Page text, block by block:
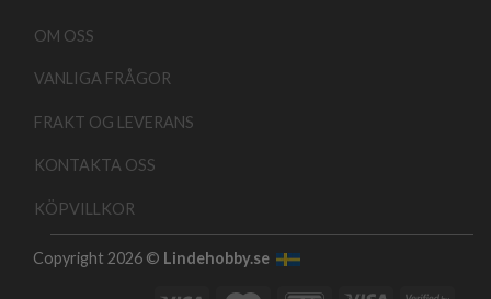
OM OSS
VANLIGA FRÅGOR
FRAKT OG LEVERANS
KONTAKTA OSS
KÖPVILLKOR
Copyright 2026 © Lindehobby.se